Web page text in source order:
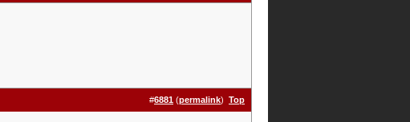
#6881 (permalink) Top